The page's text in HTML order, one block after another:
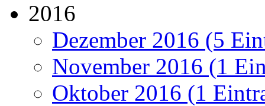
2016
Dezember 2016 (5
November 2016 (1
Oktober 2016 (1